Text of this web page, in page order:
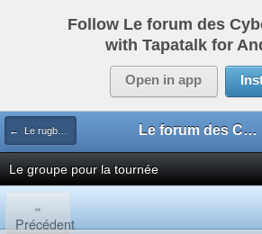
Follow Le forum des
with Tapatalk for
Open in app
← Le rugby international Le forum des CyberVulcans
Le groupe pour la tournée
«
Précédent